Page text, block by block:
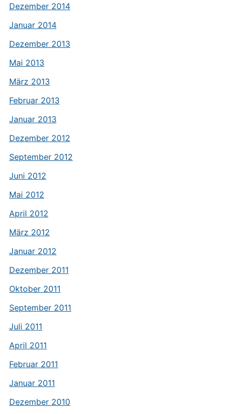
Dezember 2014
Januar 2014
Dezember 2013
Mai 2013
März 2013
Februar 2013
Januar 2013
Dezember 2012
September 2012
Juni 2012
Mai 2012
April 2012
März 2012
Januar 2012
Dezember 2011
Oktober 2011
September 2011
Juli 2011
April 2011
Februar 2011
Januar 2011
Dezember 2010